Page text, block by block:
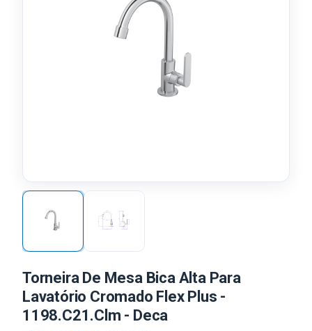
Torneira De Mesa Bica Alta Para
Lavatório Cromado Flex Plus -
1198.C21.Clm - Deca